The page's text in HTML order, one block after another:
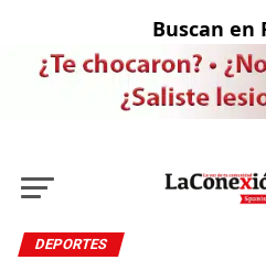
Buscan en
DEPORTES